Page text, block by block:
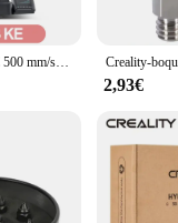
Creality Ender-3 V3 KE 500 mm/s velocidad de impresión rápida autoteste con un solo grifo eje X carril lineal ventiladores dobles impresora 3D Ender-3V3 KE
2,93€